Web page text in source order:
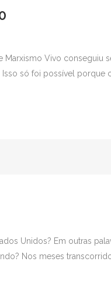
Vivo conseguiu
só foi possível porque
Unidos? Em outras
Nos meses